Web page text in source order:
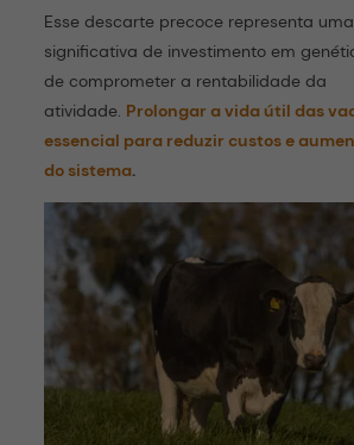
Esse descarte precoce representa
significativa de investimento em
de comprometer a rentabilidade da
atividade. Prolongar a vida útil das
essencial para reduzir custos e
do sistema.